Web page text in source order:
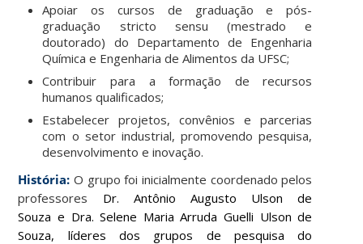
Apoiar os cursos de graduação e pós-
graduação stricto sensu (mestrado e
doutorado) do Departamento de Engenharia
Química e Engenharia de Alimentos da UFSC;
Contribuir para a formação de recursos
humanos qualificados;
Estabelecer projetos, convênios e parcerias
com o setor industrial, promovendo pesquisa,
desenvolvimento e inovação.
História:O grupo foi inicialmente coordenado pelos
professores Dr. Antônio Augusto Ulson de
Souza e Dra. Selene Maria Arruda Guelli Ulson de
Souza, líderes dos grupos de pesquisa do